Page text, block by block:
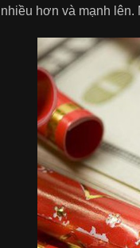
nhiều hơn và mạnh lên.